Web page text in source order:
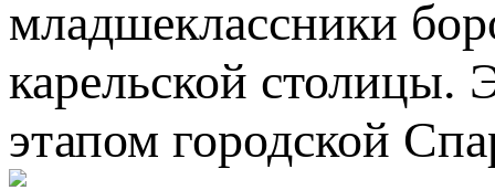
младшеклассники
карельской столицы.
этапом городской